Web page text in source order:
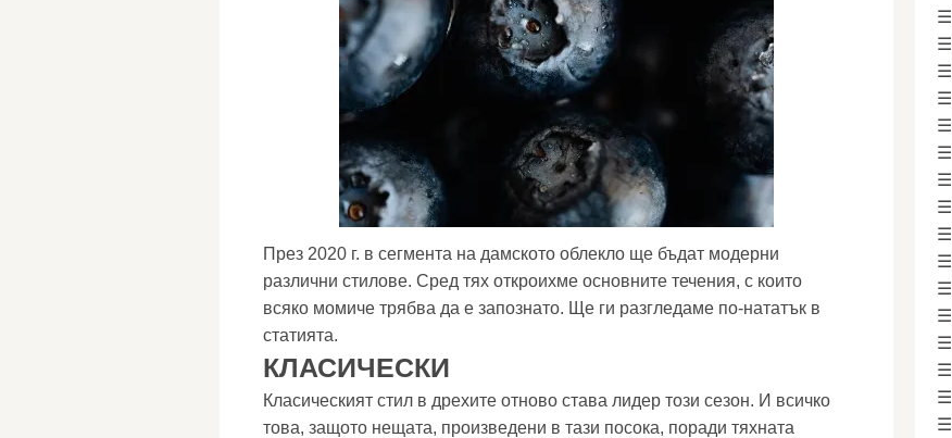
През 2020 г. в сегмента на дамското облекло ще бъдат модерни
различни стилове. Сред тях откроихме основните течения, с които
всяко момиче трябва да е запознато. Ще ги разгледаме по-нататък в
статията.
КЛАСИЧЕСКИ
Класическият стил в дрехите отново става лидер този сезон. И всичко
това, защото нещата, произведени в тази посока, поради тяхната
☰
☰
☰
☰
☰
☰
☰
☰
☰
☰
☰
☰
☰
☰
☰
☰